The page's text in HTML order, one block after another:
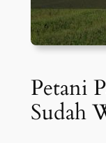
Petani
Sudah